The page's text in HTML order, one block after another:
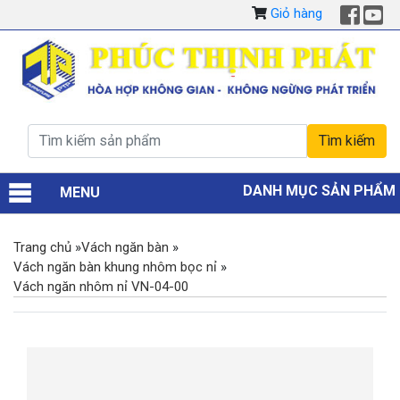
Giỏ hàng
MENU DANH MỤC SẢN PHẨM
Trang chủ »Vách ngăn bàn »
Vách ngăn bàn khung nhôm bọc nỉ »
Vách ngăn nhôm nỉ VN-04-00